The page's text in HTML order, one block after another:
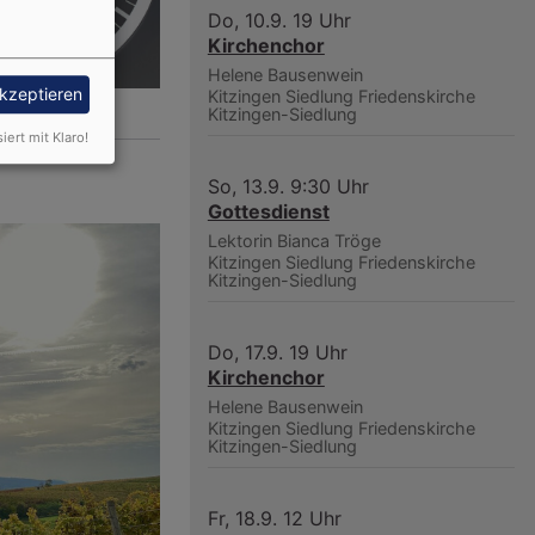
Do, 10.9. 19 Uhr
Kirchenchor
Helene Bausenwein
Kitzingen Siedlung Friedenskirche
Kitzingen-Siedlung
So, 13.9. 9:30 Uhr
Gottesdienst
Lektorin Bianca Tröge
Kitzingen Siedlung Friedenskirche
Kitzingen-Siedlung
Do, 17.9. 19 Uhr
Kirchenchor
Helene Bausenwein
Kitzingen Siedlung Friedenskirche
Kitzingen-Siedlung
Fr, 18.9. 12 Uhr
mit Klaro!